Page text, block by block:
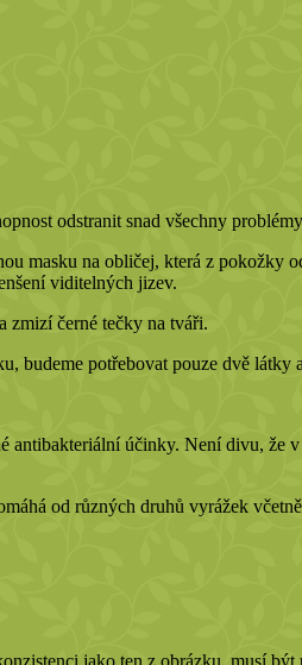
odstranit snad všechny
masku na obličej, která z pokožky
viditelných jizev.
zmizí černé tečky na tváři.
potřebovat pouze dvě látky
účinky. Není divu, že
od různých druhů vyrážek